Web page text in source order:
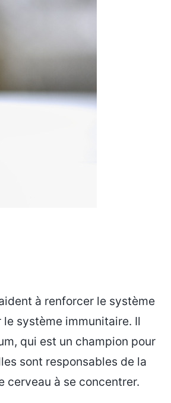
à renforcer le système
système immunitaire. Il
qui est un champion pour
sont responsables de la
cerveau à se concentrer.